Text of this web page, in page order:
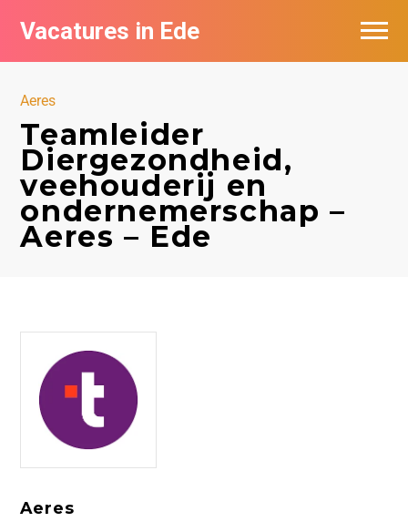
Vacatures in Ede
Aeres
Teamleider
Diergezondheid,
veehouderij en
ondernemerschap –
Aeres – Ede
Aeres
Vacatures bij bedrijven in Ede